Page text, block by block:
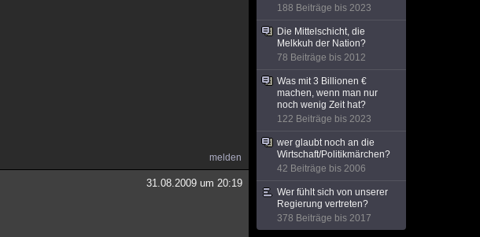
melden
31.08.2009 um 20:19
188 Beiträge bis 2023
Die Mittelschicht, die
Melkkuh der Nation?
78 Beiträge bis 2012
Was mit 3 Billionen €
machen, wenn man nur
noch wenig Zeit hat?
122 Beiträge bis 2023
wer glaubt noch an die
Wirtschaft/Politikmärchen?
42 Beiträge bis 2006
Wer fühlt sich von unserer
Regierung vertreten?
378 Beiträge bis 2017